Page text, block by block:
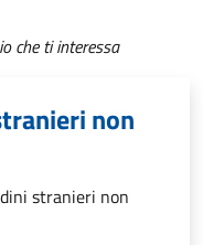
che ti interessa
non
stranieri non